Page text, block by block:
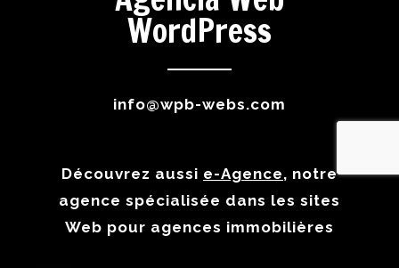
WordPress
info@wpb-webs.com
Découvrez aussi e-Agence, notre
agence spécialisée dans les sites
Web pour agences immobilières